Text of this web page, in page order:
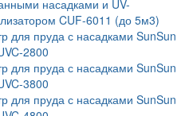
насадками и UV-
CUF-6011 (до 5м3)
для пруда с насадками SunSun
2800
для пруда с насадками SunSun
3800
для пруда с насадками SunSun